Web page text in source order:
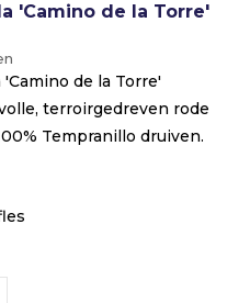
'Camino de la Torre'
de la Torre'
terroirgedreven rode
Tempranillo druiven.